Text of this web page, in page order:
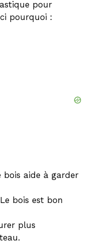
pour
pourquoi :
bois aide à garder
Le bois est bon
plus